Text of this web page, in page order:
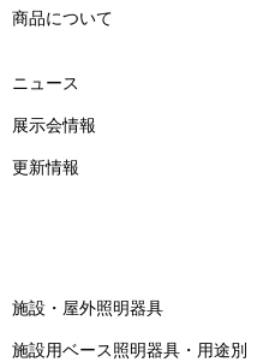
商品について
ニュース
展示会情報
更新情報
施設・屋外照明器具
施設用ベース照明器具・用途別